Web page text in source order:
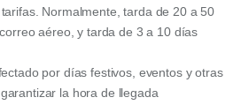
Normalmente, tarda de 20 a 50
aéreo, y tarda de 3 a 10 días
por días festivos, eventos y otras
la hora de llegada